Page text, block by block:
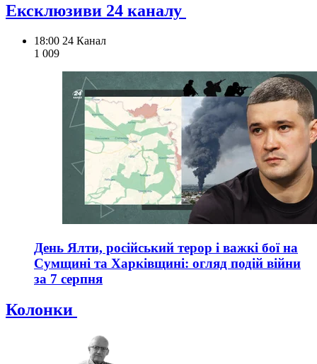
Ексклюзиви 24 каналу
18:00 24 Канал
1 009
День Ялти, російський терор і важкі бої на
Сумщині та Харківщині: огляд подій війни
за 7 серпня
Колонки